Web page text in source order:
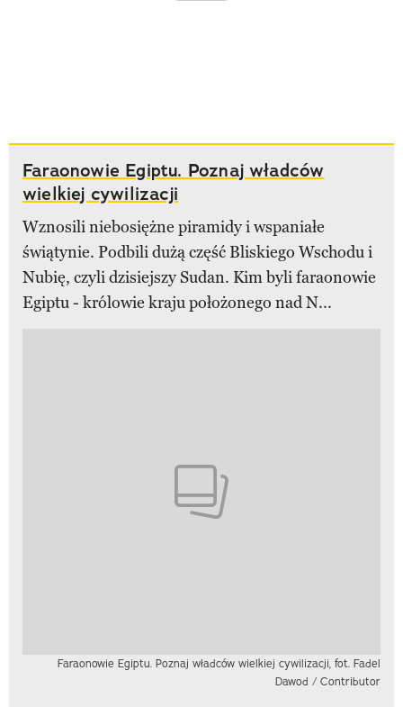
Faraonowie Egiptu. Poznaj władców
wielkiej cywilizacji
Wznosili niebosiężne piramidy i wspaniałe
świątynie. Podbili dużą część Bliskiego Wschodu i
Nubię, czyli dzisiejszy Sudan. Kim byli faraonowie
Egiptu - królowie kraju położonego nad N...
Faraonowie Egiptu. Poznaj władców wielkiej cywilizacji, fot. Fadel
Dawod / Contributor